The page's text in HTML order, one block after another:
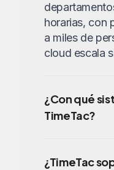
horarias, con
a miles de
cloud escala
¿Con qué
TimeTac?
¿TimeTac